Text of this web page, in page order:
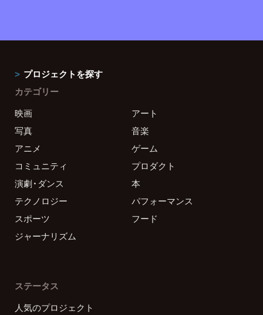
プロジェクトを探す
カテゴリー
映画
アート
写真
音楽
アニメ
ゲーム
コミュニティ
プロダクト
演劇・ダンス
本
テクノロジー
パフォーマンス
スポーツ
フード
ジャーナリズム
ステータス
人気のプロジェクト